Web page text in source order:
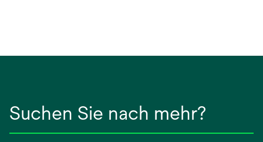
Suchen Sie nach mehr?